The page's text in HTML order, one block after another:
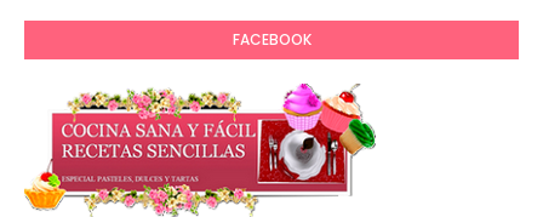
FACEBOOK